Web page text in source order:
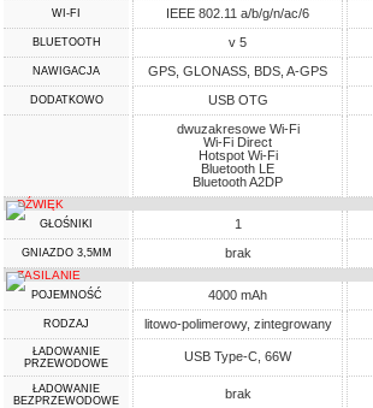
WI-FI IEEE 802.11 a/b/g/n/ac/6
BLUETOOTH v 5
NAWIGACJA GPS, GLONASS, BDS, A-GPS
DODATKOWO
USB OTG
dwuzakresowe Wi-Fi
Wi-Fi Direct
Hotspot Wi-Fi
Bluetooth LE
Bluetooth A2DP
DŹWIĘK
GŁOŚNIKI 1
GNIAZDO 3,5MM brak
ZASILANIE
POJEMNOŚĆ 4000 mAh
RODZAJ litowo-polimerowy, zintegrowany
ŁADOWANIE
PRZEWODOWE
USB Type-C, 66W
ŁADOWANIE
BEZPRZEWODOWE
brak